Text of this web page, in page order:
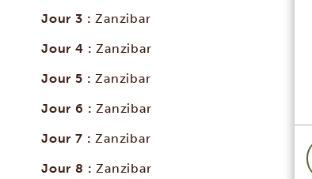
Jour 3 :Zanzibar
Jour 4 :Zanzibar
Jour 5 :Zanzibar
Jour 6 :Zanzibar
Jour 7 :Zanzibar
Jour 8 :Zanzibar